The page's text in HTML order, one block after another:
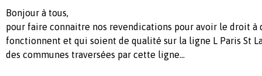
Bonjour à tous,
pour faire connaitre nos revendications pour avoir le droit à
fonctionnent et qui soient de qualité sur la ligne L Paris St
des communes traversées par cette ligne...